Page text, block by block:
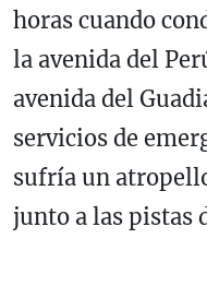
horas cuando
la avenida del
avenida del
servicios de
sufría un
junto a las pistas